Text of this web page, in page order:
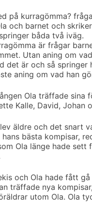
på kurragömma?
och barnet och
båda två iväg.
är frågar
Utan aning om
det är och så springer
aning om vad han
Ola träffade sina
Kalle, David, Johan
äldre och det snart
hans bästa kompisar,
Ola länge hade
och Ola hade fått
träffade nya
utom Ola. Ola